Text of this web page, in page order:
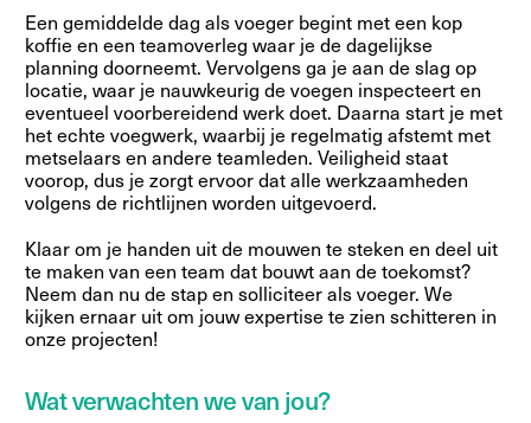
Een gemiddelde dag als voeger begint met een kop
koffie en een teamoverleg waar je de dagelijkse
planning doorneemt. Vervolgens ga je aan de slag op
locatie, waar je nauwkeurig de voegen inspecteert en
eventueel voorbereidend werk doet. Daarna start je met
het echte voegwerk, waarbij je regelmatig afstemt met
metselaars en andere teamleden. Veiligheid staat
voorop, dus je zorgt ervoor dat alle werkzaamheden
volgens de richtlijnen worden uitgevoerd.
Klaar om je handen uit de mouwen te steken en deel uit
te maken van een team dat bouwt aan de toekomst?
Neem dan nu de stap en solliciteer als voeger. We
kijken ernaar uit om jouw expertise te zien schitteren in
onze projecten!
Wat verwachten we van jou?